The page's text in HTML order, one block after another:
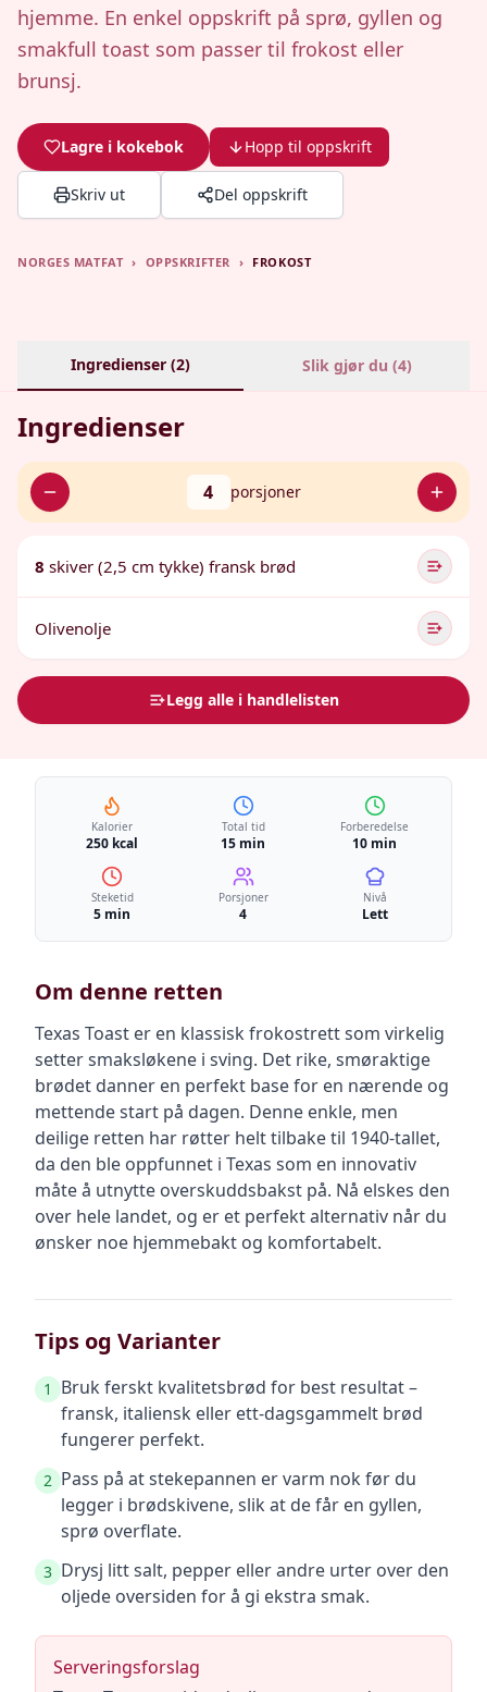
hjemme. En enkel oppskrift på sprø, gyllen og
smakfull toast som passer til frokost eller
brunsj.
Lagre i kokebok Hopp til oppskrift
Skriv ut Del oppskrift
NORGES MATFAT › OPPSKRIFTER › FROKOST
Ingredienser (2) Slik gjør du (4)
Ingredienser
4 porsjoner
8 skiver (2,5 cm tykke) fransk brød
Olivenolje
Legg alle i handlelisten
Kalorier
250 kcal
Total tid
15 min
Forberedelse
10 min
Steketid
5 min
Porsjoner
4
Nivå
Lett
Om denne retten
Texas Toast er en klassisk frokostrett som virkelig
setter smaksløkene i sving. Det rike, smøraktige
brødet danner en perfekt base for en nærende og
mettende start på dagen. Denne enkle, men
deilige retten har røtter helt tilbake til 1940-tallet,
da den ble oppfunnet i Texas som en innovativ
måte å utnytte overskuddsbakst på. Nå elskes den
over hele landet, og er et perfekt alternativ når du
ønsker noe hjemmebakt og komfortabelt.
Tips og Varianter
1
Bruk ferskt kvalitetsbrød for best resultat –
fransk, italiensk eller ett-dagsgammelt brød
fungerer perfekt.
2 Pass på at stekepannen er varm nok før du
legger i brødskivene, slik at de får en gyllen,
sprø overflate.
3 Drysj litt salt, pepper eller andre urter over den
oljede oversiden for å gi ekstra smak.
Serveringsforslag